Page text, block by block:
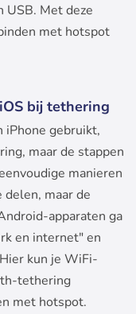
Met deze
met hotspot
bij tethering
iPhone gebruikt,
maar de stappen
manieren
maar de
apparaten ga
en internet" en
kun je WiFi-
tethering
met hotspot.